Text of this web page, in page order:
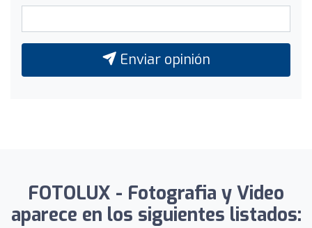
Enviar opinión
FOTOLUX - Fotografia y Video
aparece en los siguientes listados: